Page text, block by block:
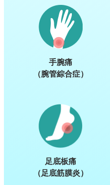
手腕痛
（腕管綜合症）
足底板痛
（足底筋膜炎）